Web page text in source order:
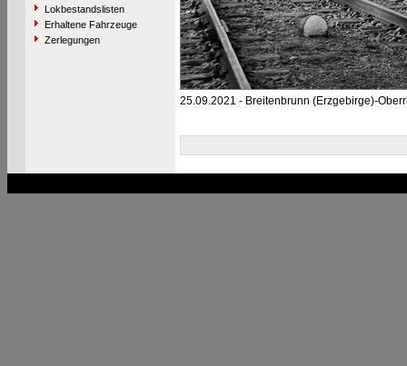
Lokbestandslisten
Erhaltene Fahrzeuge
Zerlegungen
25.09.2021 - Breitenbrunn (Erzgebirge)-